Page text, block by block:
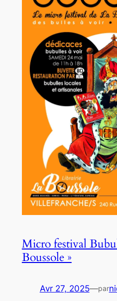
Micro festival
Boussole »
Avr 27, 2025—par